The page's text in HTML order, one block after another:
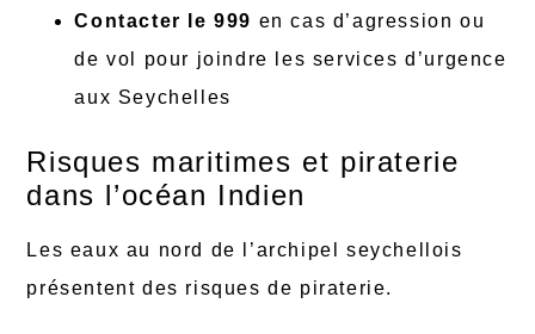
Contacter le 999 en cas d’agression ou
de vol pour joindre les services d’urgence
aux Seychelles
Risques maritimes et piraterie
dans l’océan Indien
Les eaux au nord de l’archipel seychellois
présentent des risques de piraterie.